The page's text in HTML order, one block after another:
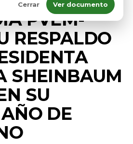
Cerrar Ver documento
PVEM-
RESPALDO
SHEINBAUM
SU
DE